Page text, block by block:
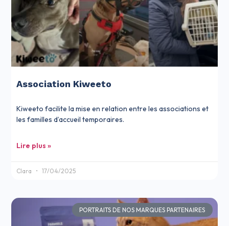
Association Kiweeto
Kiweeto facilite la mise en relation entre les associations et
les familles d’accueil temporaires.
Lire plus »
Clara 17/04/2025
PORTRAITS DE NOS MARQUES PARTENAIRES